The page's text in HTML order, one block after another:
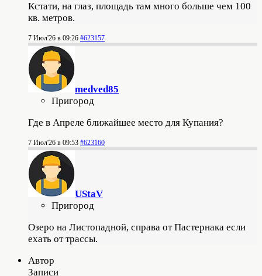
Кстати, на глаз, площадь там много больше чем 100
кв. метров.
7 Июл'26 в 09:26 #623157
medved85
Пригород
Где в Апреле ближайшее место для Купания?
7 Июл'26 в 09:53 #623160
UStaV
Пригород
Озеро на Листопадной, справа от Пастернака если
ехать от трассы.
Автор
Записи